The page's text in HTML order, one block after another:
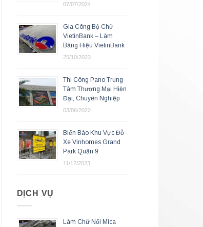
07/07/2024
Gia Công Bộ Chữ
VietinBank – Làm
Bảng Hiệu VietinBank
25/10/2023
Thi Công Pano Trung
Tâm Thương Mại Hiện
Đại, Chuyên Nghiệp
03/06/2022
Biển Báo Khu Vực Đỗ
Xe Vinhomes Grand
Park Quận 9
11/12/2023
DỊCH VỤ
Làm Chữ Nổi Mica